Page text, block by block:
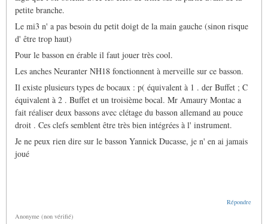
petite branche.
Le mi3 n' a pas besoin du petit doigt de la main gauche (sinon risque
d' être trop haut)
Pour le basson en érable il faut jouer très cool.
Les anches Neuranter NH18 fonctionnent à merveille sur ce basson.
Il existe plusieurs types de bocaux : p( équivalent à 1 . der Buffet ; C
équivalent à 2 . Buffet et un troisième bocal. Mr Amaury Montac a
fait réaliser deux bassons avec clétage du basson allemand au pouce
droit . Ces clefs semblent être très bien intégrées à l' instrument.
Je ne peux rien dire sur le basson Yannick Ducasse, je n' en ai jamais
joué
Répondre
Anonyme (non vérifié)